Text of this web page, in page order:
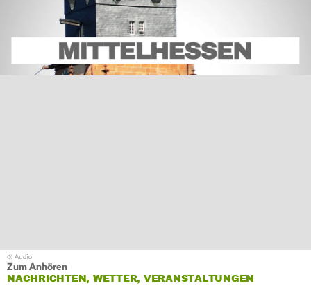
Zum Anhören
NACHRICHTEN, WETTER, VERANSTALTUNGEN